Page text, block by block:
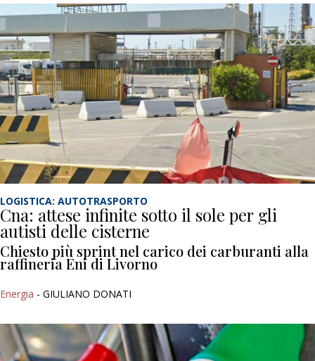
LOGISTICA: AUTOTRASPORTO
Cna: attese infinite sotto il sole per gli
autisti delle cisterne
Chiesto più sprint nel carico dei carburanti alla
raffineria Eni di Livorno
Energia - GIULIANO DONATI